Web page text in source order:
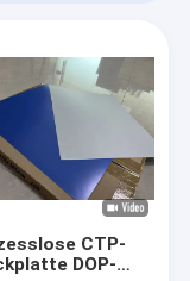
CTP-
DOP-